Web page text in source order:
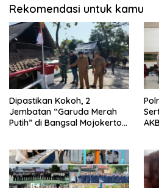
Rekomendasi untuk kamu
Dipastikan Kokoh, 2
Jembatan “Garuda Merah
Putih” di Bangsal Mojokerto